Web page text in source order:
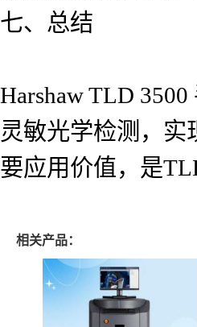
七、总结
Harshaw TLD
灵敏光学检测，
要应用价值，是
相关产品：